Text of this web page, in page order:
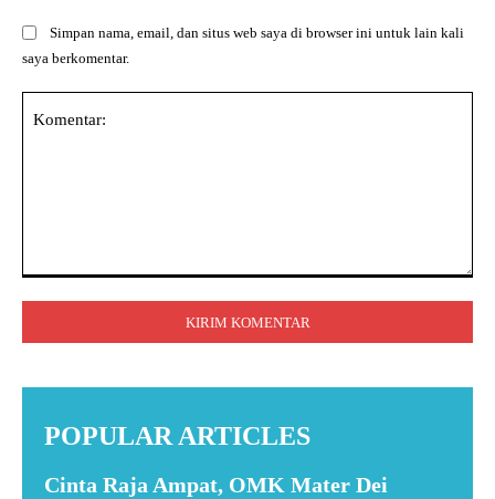
Simpan nama, email, dan situs web saya di browser ini untuk lain kali
saya berkomentar.
POPULAR ARTICLES
Cinta Raja Ampat, OMK Mater Dei